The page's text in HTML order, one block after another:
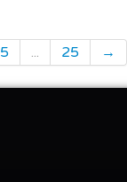
5 ... 25 →